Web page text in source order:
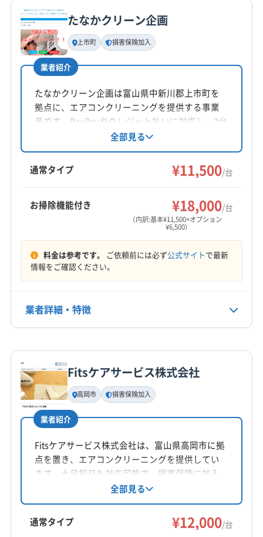
基本情報
代表者名
水口
所在地
富山県富山市寺島635-2
対応地域
高岡市 黒部市
砺波市
南砺市 氷見市 富山市
下新川郡朝日町
下新川郡入善町
中新川郡上市町
(石川県) 羽咋郡宝達志水町
(石川県) 羽咋市
(石川県) 河北郡内灘町
(石川県) 鹿島郡中能登町
(石川県) 七尾市
(石川県) 白山市
(石川県) 野々市市
定休日
年中無休
080-3748-2784
たなかクリーン企画
上市町 損害保険加入
業者紹介
たなかクリーン企画は富山県中新川郡上市町を
拠点に、エアコンクリーニングを提供する事業
者です。PayPayやクレジット払いに対応し、2台
以上の依頼で割引があります。エコ洗剤を使用
し、防カビ・抗菌コーティングなどのオプショ
ンも用意。損害保険加入済みです。9時から19時
まで営業、不定休です。
全部見る
通常タイプ ¥11,500/台
お掃除機能付き ¥18,000/台
（内訳:基本¥11,500+オプション
¥6,500）
料金は参考です。 ご依頼前には必ず公式サイトで最新
情報をご確認ください。
業者詳細・特徴
基本情報
代表者名
田中知章
所在地
富山県中新川郡上市町
対応地域
高岡市 黒部市
砺波市
南砺市 氷見市 富山市
下新川郡朝日町
下新川郡入善町
中新川郡上市町
Fitsケアサービス株式会社
高岡市 損害保険加入
業者紹介
Fitsケアサービス株式会社は、富山県高岡市に拠
点を置き、エアコンクリーニングを提供してい
ます。土日祝日も対応可能で、損害保険に加入
済み。防カビ・抗菌コーティングにも対応し、
作業や仕上がりに不満がある場合は無料で追加
対応しています。丁寧な作業と保証で、快適な
空間作りをサポートしている点が特徴です。
全部見る
通常タイプ ¥12,000/台